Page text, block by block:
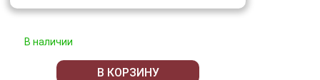
В наличии
В КОРЗИНУ